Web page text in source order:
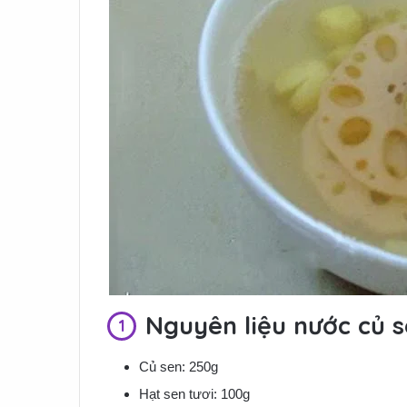
Nguyên liệu nước củ
Củ sen: 250g
Hạt sen tươi: 100g